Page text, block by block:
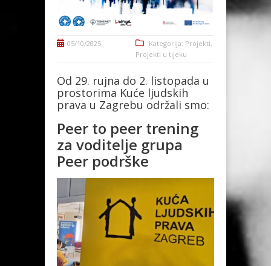
05/10/2025 Kategorija: Projekti,
Projekti u tijeku
Od 29. rujna do 2. listopada u
prostorima Kuće ljudskih
prava u Zagrebu održali smo:
Peer to peer trening
za voditelje grupa
Peer podrške